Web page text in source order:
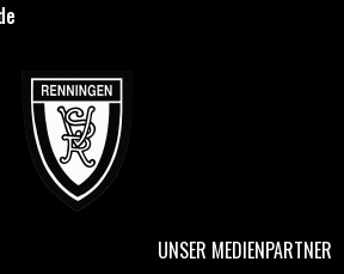
UNSER MEDIENPARTNER